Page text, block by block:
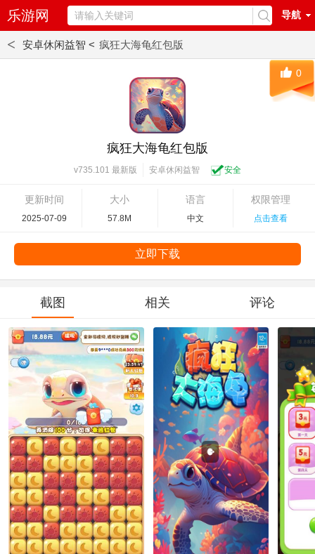
乐游网 导航
< 安卓休闲益智 < 疯狂大海龟红包版
疯狂大海龟红包版
v735.101 最新版 安卓休闲益智 安全
更新时间
2025-07-09
大小
57.8M
语言
中文
权限管理
点击查看
0
立即下载
截图 相关 评论